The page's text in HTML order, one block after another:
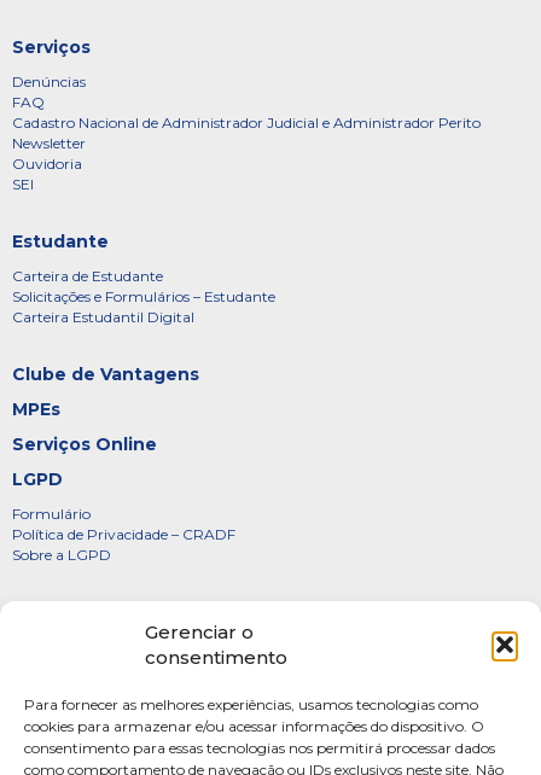
Gerenciar o
consentimento
Para fornecer as melhores experiências, usamos tecnologias como
cookies para armazenar e/ou acessar informações do dispositivo. O
consentimento para essas tecnologias nos permitirá processar dados
como comportamento de navegação ou IDs exclusivos neste site. Não
Serviços
Denúncias
FAQ
Cadastro Nacional de Administrador Judicial e Administrador Perito
Newsletter
Ouvidoria
SEI
Estudante
Carteira de Estudante
Solicitações e Formulários – Estudante
Carteira Estudantil Digital
Clube de Vantagens
MPEs
Serviços Online
LGPD
Formulário
Política de Privacidade – CRADF
Sobre a LGPD
Diretoria
FOTOS